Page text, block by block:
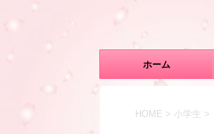
ホーム
HOME > 小学生 >